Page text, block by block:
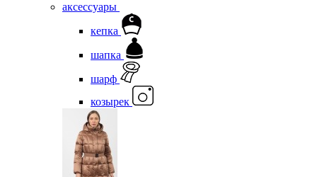
аксессуары
кепка
шапка
шарф
козырек